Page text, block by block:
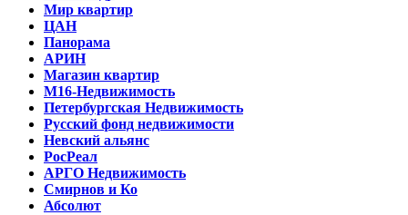
Мир квартир
ЦАН
Панорама
АРИН
Магазин квартир
М16-Недвижимость
Петербургская Недвижимость
Русский фонд недвижимости
Невский альянс
РосРеал
АРГО Недвижимость
Смирнов и Ко
Абсолют